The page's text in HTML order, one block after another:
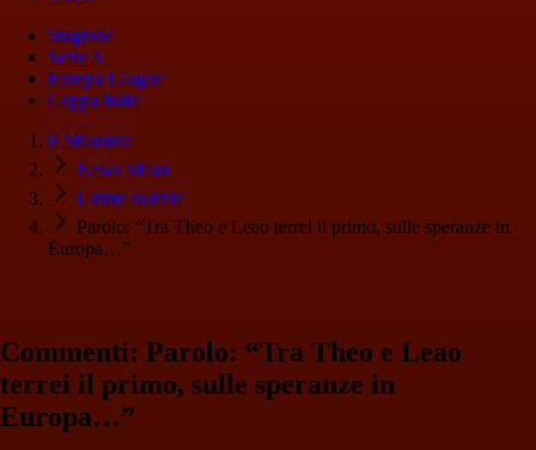
Stagione
Serie A
Europa League
Coppa Italia
Il Milanista
News Milan
Ultime notizie
Parolo: “Tra Theo e Leao terrei il primo, sulle speranze in
Europa…”
Commenti: Parolo: “Tra Theo e Leao
terrei il primo, sulle speranze in
Europa…”